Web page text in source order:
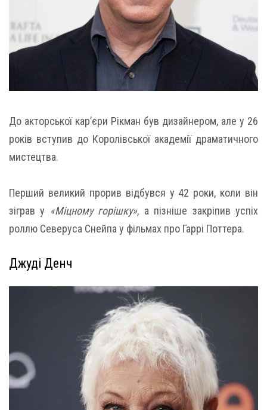
До акторської кар’єри Рікман був дизайнером, але у 26
років вступив до Королівської академії драматичного
мистецтва.
Перший великий прорив відбувся у 42 роки, коли він
зіграв у «Міцному горішку», а пізніше закріпив успіх
роллю Северуса Снейпа у фільмах про Гаррі Поттера.
Джуді Денч